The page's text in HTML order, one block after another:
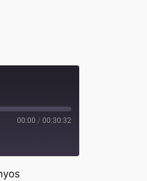
00:00 / 00:30:32